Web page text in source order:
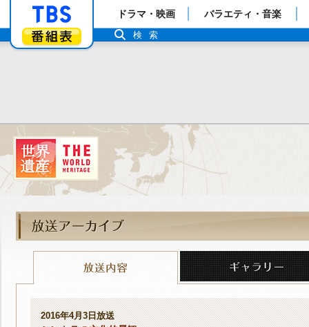
「TBSテレビ」トップページ
番組表
ドラマ・映画 バラエティ・音楽
検索
2016年4月3日放送